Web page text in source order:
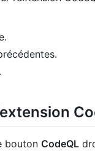
bouton CodeQL